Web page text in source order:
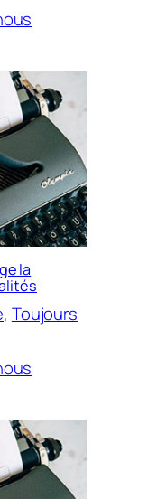
la
, Toujours